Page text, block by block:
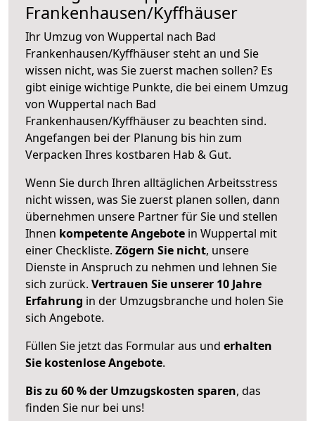
Frankenhausen/Kyffhäuser
Ihr Umzug von Wuppertal nach Bad
Frankenhausen/Kyffhäuser steht an und Sie
wissen nicht, was Sie zuerst machen sollen? Es
gibt einige wichtige Punkte, die bei einem Umzug
von Wuppertal nach Bad
Frankenhausen/Kyffhäuser zu beachten sind.
Angefangen bei der Planung bis hin zum
Verpacken Ihres kostbaren Hab & Gut.
Wenn Sie durch Ihren alltäglichen Arbeitsstress
nicht wissen, was Sie zuerst planen sollen, dann
übernehmen unsere Partner für Sie und stellen
Ihnen kompetente Angebote in Wuppertal mit
einer Checkliste. Zögern Sie nicht, unsere
Dienste in Anspruch zu nehmen und lehnen Sie
sich zurück. Vertrauen Sie unserer 10 Jahre
Erfahrung in der Umzugsbranche und holen Sie
sich Angebote.
Füllen Sie jetzt das Formular aus und erhalten
Sie kostenlose Angebote.
Bis zu 60 % der Umzugskosten sparen, das
finden Sie nur bei uns!